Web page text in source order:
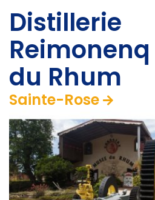
Distillerie
du Rhum
Sainte-Rose